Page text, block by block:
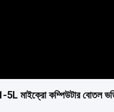
5L মাইক্রো কম্পিউটার বোতল